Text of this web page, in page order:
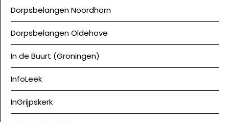
Dorpsbelangen Noordhorn
Dorpsbelangen Oldehove
In de Buurt (Groningen)
InfoLeek
InGrijpskerk